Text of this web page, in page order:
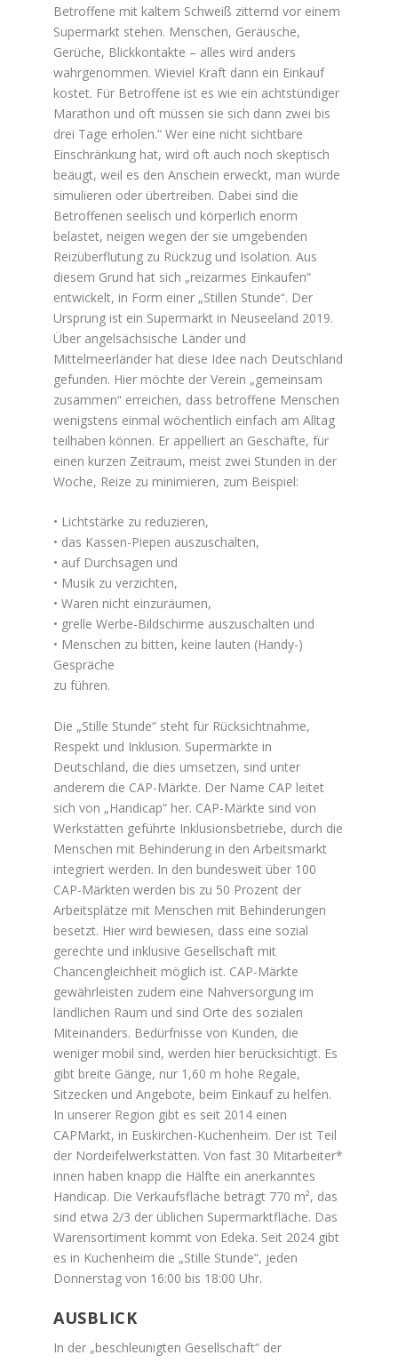
Betroffene mit kaltem Schweiß zitternd vor einem
Supermarkt stehen. Menschen, Geräusche,
Gerüche, Blickkontakte – alles wird anders
wahrgenommen. Wieviel Kraft dann ein Einkauf
kostet. Für Betroffene ist es wie ein achtstündiger
Marathon und oft müssen sie sich dann zwei bis
drei Tage erholen.“ Wer eine nicht sichtbare
Einschränkung hat, wird oft auch noch skeptisch
beäugt, weil es den Anschein erweckt, man würde
simulieren oder übertreiben. Dabei sind die
Betroffenen seelisch und körperlich enorm
belastet, neigen wegen der sie umgebenden
Reizüberflutung zu Rückzug und Isolation. Aus
diesem Grund hat sich „reizarmes Einkaufen“
entwickelt, in Form einer „Stillen Stunde“. Der
Ursprung ist ein Supermarkt in Neuseeland 2019.
Über angelsächsische Länder und
Mittelmeerländer hat diese Idee nach Deutschland
gefunden. Hier möchte der Verein „gemeinsam
zusammen“ erreichen, dass betroffene Menschen
wenigstens einmal wöchentlich einfach am Alltag
teilhaben können. Er appelliert an Geschäfte, für
einen kurzen Zeitraum, meist zwei Stunden in der
Woche, Reize zu minimieren, zum Beispiel:
• Lichtstärke zu reduzieren,
• das Kassen-Piepen auszuschalten,
• auf Durchsagen und
• Musik zu verzichten,
• Waren nicht einzuräumen,
• grelle Werbe-Bildschirme auszuschalten und
• Menschen zu bitten, keine lauten (Handy-)
Gespräche
zu führen.
Die „Stille Stunde“ steht für Rücksichtnahme,
Respekt und Inklusion. Supermärkte in
Deutschland, die dies umsetzen, sind unter
anderem die CAP-Märkte. Der Name CAP leitet
sich von „Handicap“ her. CAP-Märkte sind von
Werkstätten geführte Inklusionsbetriebe, durch die
Menschen mit Behinderung in den Arbeitsmarkt
integriert werden. In den bundesweit über 100
CAP-Märkten werden bis zu 50 Prozent der
Arbeitsplätze mit Menschen mit Behinderungen
besetzt. Hier wird bewiesen, dass eine sozial
gerechte und inklusive Gesellschaft mit
Chancengleichheit möglich ist. CAP-Märkte
gewährleisten zudem eine Nahversorgung im
ländlichen Raum und sind Orte des sozialen
Miteinanders. Bedürfnisse von Kunden, die
weniger mobil sind, werden hier berücksichtigt. Es
gibt breite Gänge, nur 1,60 m hohe Regale,
Sitzecken und Angebote, beim Einkauf zu helfen.
In unserer Region gibt es seit 2014 einen
CAPMarkt, in Euskirchen-Kuchenheim. Der ist Teil
der Nordeifelwerkstätten. Von fast 30 Mitarbeiter*
innen haben knapp die Hälfte ein anerkanntes
Handicap. Die Verkaufsfläche beträgt 770 m², das
sind etwa 2/3 der üblichen Supermarktfläche. Das
Warensortiment kommt von Edeka. Seit 2024 gibt
es in Kuchenheim die „Stille Stunde“, jeden
Donnerstag von 16:00 bis 18:00 Uhr.
AUSBLICK
In der „beschleunigten Gesellschaft“ der